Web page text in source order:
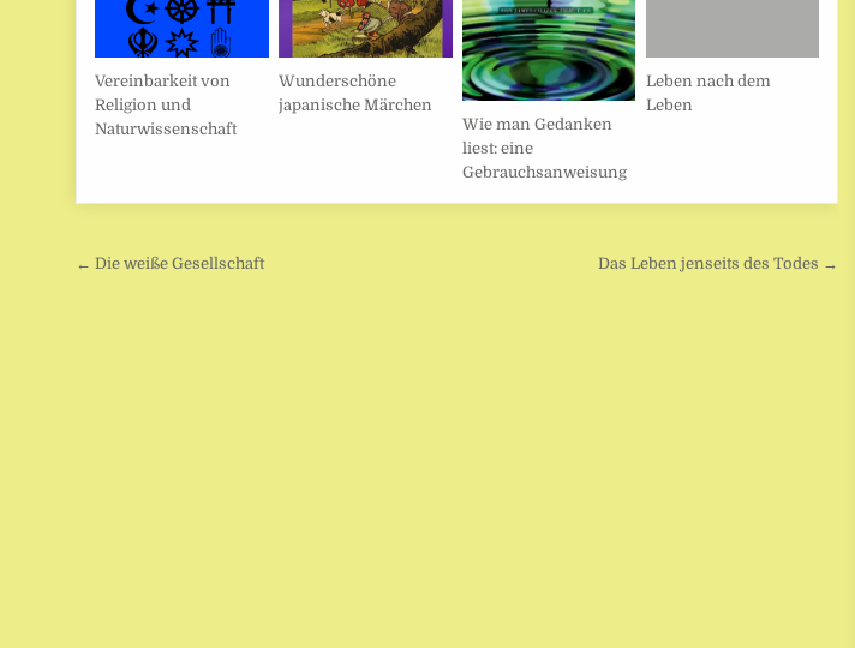
Vereinbarkeit von
Religion und
Naturwissenschaft
Wunderschöne
japanische Märchen
Wie man Gedanken
liest: eine
Gebrauchsanweisung
Leben nach dem
Leben
Beitragsnavigation
← Die weiße Gesellschaft Das Leben jenseits des Todes →